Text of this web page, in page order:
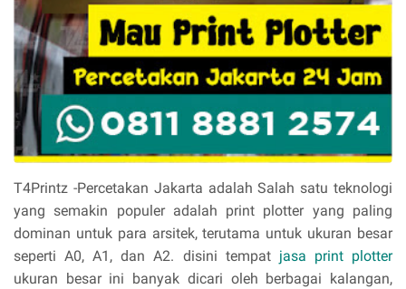
T4Printz -Percetakan Jakarta adalah Salah satu teknologi
yang semakin populer adalah print plotter yang paling
dominan untuk para arsitek, terutama untuk ukuran besar
seperti A0, A1, dan A2. disini tempat jasa print plotter
ukuran besar ini banyak dicari oleh berbagai kalangan,